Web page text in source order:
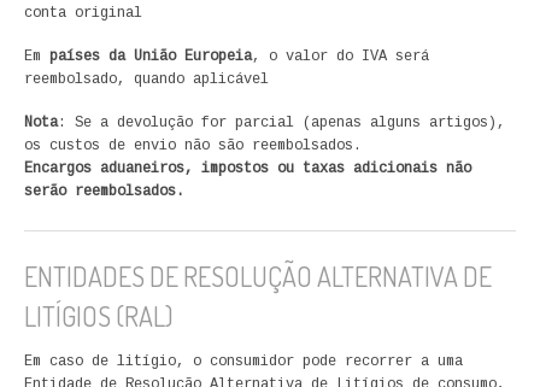
conta original
Em países da União Europeia, o valor do IVA será
reembolsado, quando aplicável
Nota: Se a devolução for parcial (apenas alguns artigos),
os custos de envio não são reembolsados.
Encargos aduaneiros, impostos ou taxas adicionais não
serão reembolsados.
ENTIDADES DE RESOLUÇÃO ALTERNATIVA DE
LITÍGIOS (RAL)
Em caso de litígio, o consumidor pode recorrer a uma